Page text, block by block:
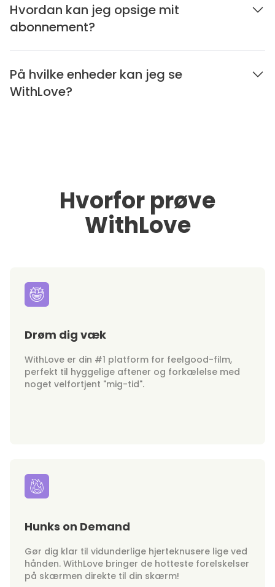
Hvordan kan jeg opsige mit
abonnement?
På hvilke enheder kan jeg se
WithLove?
Hvorfor prøve
WithLove
Drøm dig væk
WithLove er din #1 platform for feelgood-film,
perfekt til hyggelige aftener og forkælelse med
noget velfortjent "mig-tid".
Hunks on Demand
Gør dig klar til vidunderlige hjerteknusere lige ved
hånden. WithLove bringer de hotteste forelskelser
på skærmen direkte til din skærm!